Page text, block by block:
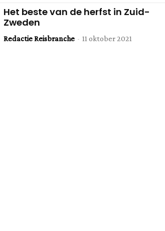
Het beste van de herfst in Zuid-
Zweden
Redactie Reisbranche - 11 oktober 2021